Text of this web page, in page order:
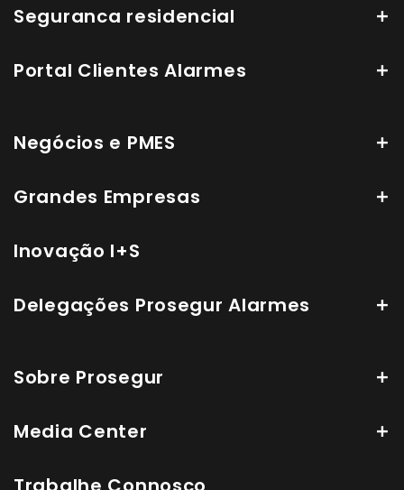
Seguranca residencial
Portal Clientes Alarmes
Negócios e PMES
Grandes Empresas
Inovação I+S
Delegações Prosegur Alarmes
Sobre Prosegur
Media Center